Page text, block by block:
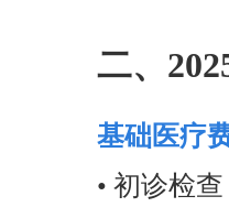
二、
基础医疗
• 初诊检